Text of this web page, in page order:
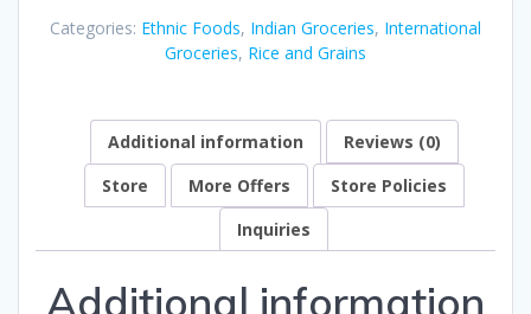
Categories: Ethnic Foods, Indian Groceries, International
Groceries, Rice and Grains
Additional information
Reviews (0)
Store
More Offers
Store Policies
Inquiries
Additional information